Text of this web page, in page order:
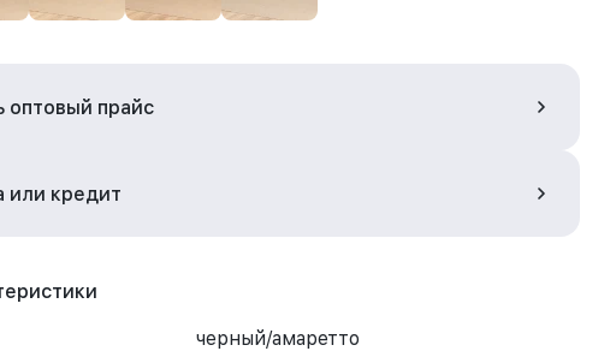
оптовый прайс
или кредит
черный/амаретто